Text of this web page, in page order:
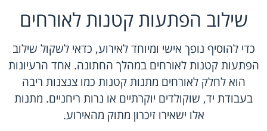
שילוב הפתעות קטנות לאורחים
כדי להוסיף נופך אישי ומיוחד לאירוע, כדאי לשקול שילוב
הפתעות קטנות לאורחים במהלך החתונה. אחד הרעיונות
הוא לחלק לאורחים מתנות קטנות כמו צנצנות ריבה
בעבודת יד, שוקולדים יוקרתיים או נרות ריחניים. מתנות
אלו ישאירו זיכרון מתוק מהאירוע.